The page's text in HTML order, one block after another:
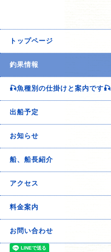
トップページ
釣果情報
🎣魚種別の仕掛けと案内です🎣
出船予定
お知らせ
船、船長紹介
アクセス
料金案内
お問い合わせ